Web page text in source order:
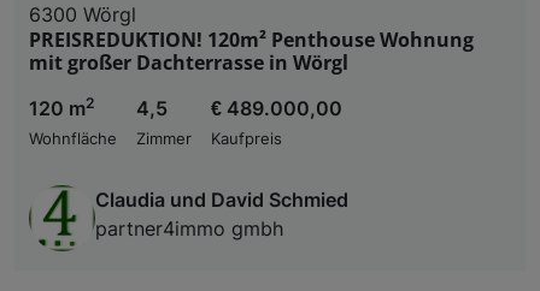
6300 Wörgl
PREISREDUKTION! 120m² Penthouse Wohnung
mit großer Dachterrasse in Wörgl
120 m2
Wohnfläche
4,5
Zimmer
€ 489.000,00
Kaufpreis
Claudia und David Schmied
partner4immo gmbh